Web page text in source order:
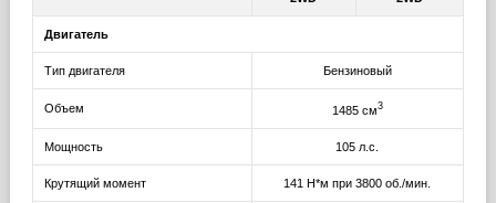
Двигатель
Тип двигателя Бензиновый
Объем 1485 см3
Мощность 105 л.с.
Крутящий момент 141 Н*м при 3800 об./мин.